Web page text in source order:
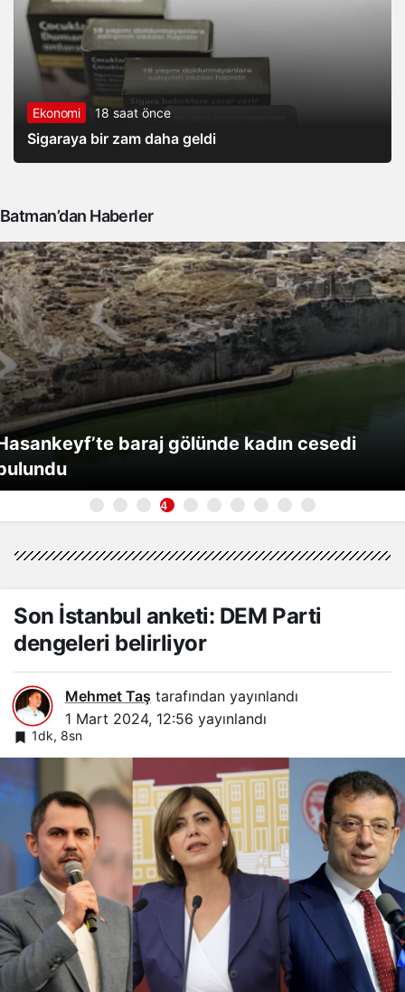
Ekonomi 18 saat önce
Sigaraya bir zam daha geldi
Batman’dan Haberler
Batman İl Başkanı Yılmaz Özkanat:
halkı neden cezalandırılıyor?
5
Son İstanbul anketi: DEM Parti
dengeleri belirliyor
Mehmet Taş tarafından yayınlandı
1 Mart 2024, 12:56 yayınlandı
1dk, 8sn